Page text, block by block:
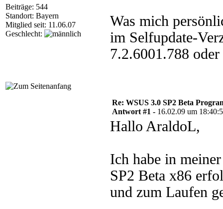
Beiträge: 544
Standort: Bayern
Mitglied seit: 11.06.07
Geschlecht:
Was mich
im Selfupdate-
7.2.6001.788
Re: WSUS 3.0 SP2 Beta
Antwort #1 - 16.02.09 um
Hallo AraldoL,
Ich habe in
SP2 Beta x86
und zum Laufen